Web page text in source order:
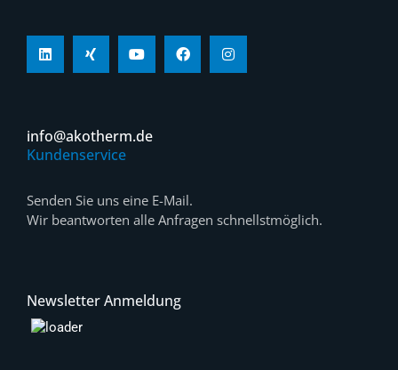
info@akotherm.de
Kundenservice
Senden Sie uns eine E-Mail.
Wir beantworten alle Anfragen schnellstmöglich.
Newsletter Anmeldung